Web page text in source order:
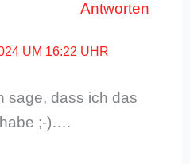
Antworten
UM 16:22 UHR
sage, dass ich das
;-)….